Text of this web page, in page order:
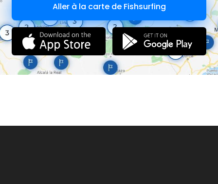
Aller à la carte de Fishsurfing